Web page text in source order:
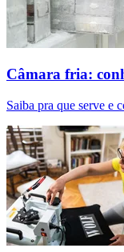
Câmara fria:
Saiba pra que serve e